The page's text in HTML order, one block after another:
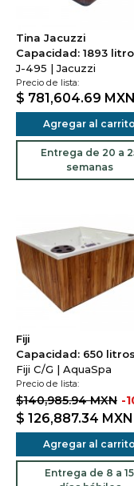
Tina Jacuzzi
Capacidad: 1893
J-495 | Jacuzzi
Precio de lista:
$ 781,604.69 MXN
Agregar al carrito
Entrega de 20 a
semanas
Fiji
Capacidad: 650 litros
Fiji C/G | AquaSpa
Precio de lista:
$140,985.94 MXN -
$ 126,887.34 MXN
Agregar al carrito
Entrega de 8 a 15